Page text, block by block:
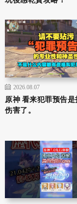
2026.08.07
原神 看来犯罪预告
伤害了。